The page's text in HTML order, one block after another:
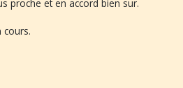
proche et en accord bien sur.
cours.